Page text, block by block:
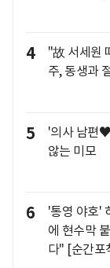
4
"故 서세원
주, 동생과
5
'의사 남편
않는 미모
6
'통영 야호'
에 현수막
다" [순간포